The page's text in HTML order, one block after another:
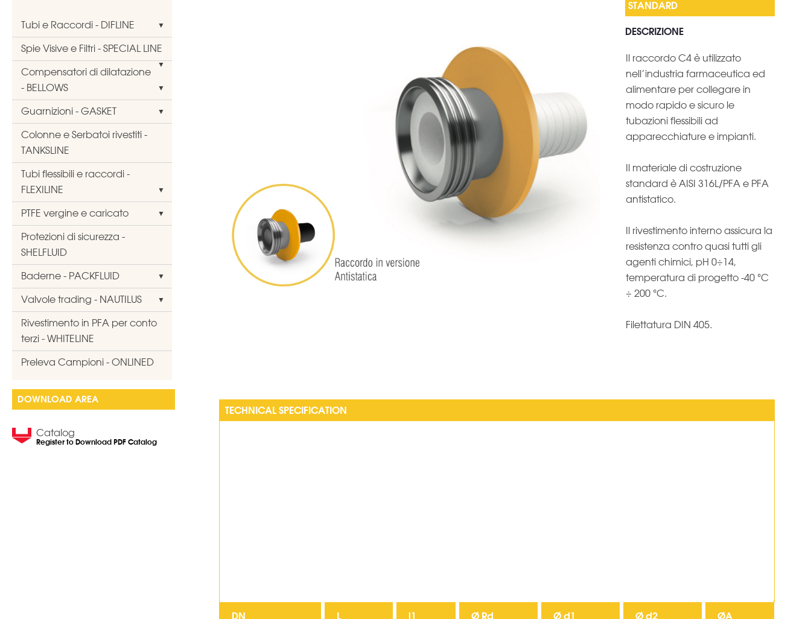
Tubi e Raccordi - DIFLINE
Spie Visive e Filtri - SPECIAL LINE
Compensatori di dilatazione
- BELLOWS
Guarnizioni - GASKET
Colonne e Serbatoi rivestiti -
TANKSLINE
Tubi flessibili e raccordi -
FLEXILINE
PTFE vergine e caricato
Protezioni di sicurezza -
SHELFLUID
Baderne - PACKFLUID
Valvole trading - NAUTILUS
Rivestimento in PFA per conto
terzi - WHITELINE
Preleva Campioni - ONLINED
DOWNLOAD AREA
Catalog
Register to Download PDF Catalog
DESCRIZIONE
Il raccordo C4 è utilizzato
nell’industria farmaceutica ed
alimentare per collegare in
modo rapido e sicuro le
tubazioni flessibili ad
apparecchiature e impianti.
Il materiale di costruzione
standard è AISI 316L/PFA e PFA
antistatico.
Il rivestimento interno assicura la
resistenza contro quasi tutti gli
agenti chimici, pH 0÷14,
temperatura di progetto -40 °C
÷ 200 °C.
Filettatura DIN 405.
TECHNICAL SPECIFICATION
DN L l1 Ø Rd Ø d1 Ø d2 ØA